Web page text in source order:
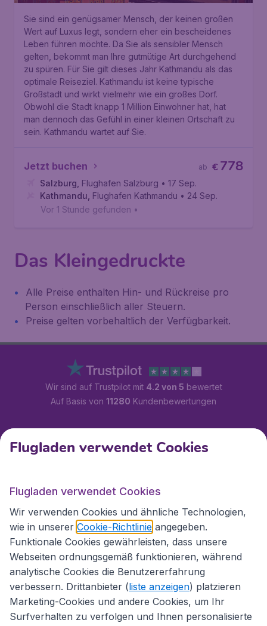
Sie sind ein genügsamer Mensch, der keinen großen
Wert auf Luxus legt, sondern eher ein bescheidenes
Leben führen möchte. Da Sie als sensibler Mensch
gelten, bekommt man Ihre gutmütige Art durchgehend
zu spüren. Für Sie gilt dieses Jahr Kathmandu als das
optimale Reiseziel. Kathmandu ist keine typische
Großstadt und wirkt vielmehr wie ein großes Dorf.
Obwohl die Stadt knapp 1 Million Einwohner hat, hat
man dennoch das Gefühl in einer kleinen Ortschaft zu
sein. Kathmandu wartet auf Sie.
Jetzt buchen €778
ab
Salzburg Flughafen Salzburg • 17 Sep.
Kathmandu Flughafen Kathmandu • 24 Sep.
Vor 1 Stunde gefunden •
Das Kleingedruckte
Alle Preise enthalten Hin- und Rückreise pro
Person einschließlich aller Steuern.
Preise gelten vorbehaltlich der Verfügbarkeit.
Wir sind auf Trustpilot mit 4.2 von 5 bewertet
Auf Basis von 11280 Kundenbewertungen
Kundenservice
Flugladen.at
Internationale Webseiten
Flugladen verwendet Cookies
Flugladen verwendet Cookies
Wir verwenden Cookies und ähnliche Technologien,
wie in unserer Cookie-Richtlinie angegeben.
Funktionale Cookies gewährleisten, dass unsere
Webseiten ordnungsgemäß funktionieren, während
analytische Cookies die Benutzererfahrung
verbessern. Drittanbieter (liste anzeigen) platzieren
Marketing-Cookies und andere Cookies, um Ihr
Surfverhalten zu verfolgen und Ihnen personalisierte